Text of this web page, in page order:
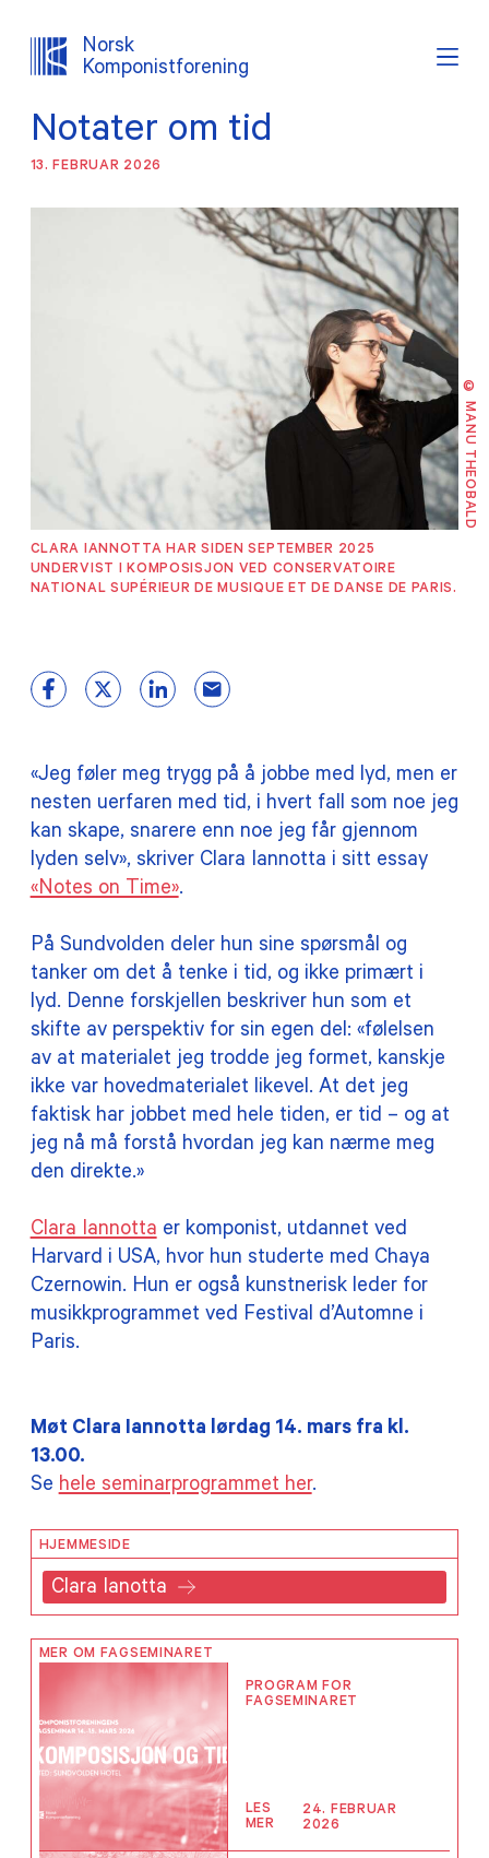
Norsk
Komponistforening
Søk Logg inn
MEDLEMSKAP
Notater om tid
13. FEBRUAR 2026
© MANU THEOBALD
CLARA IANNOTTA HAR SIDEN SEPTEMBER 2025
UNDERVIST I KOMPOSISJON VED CONSERVATOIRE
NATIONAL SUPÉRIEUR DE MUSIQUE ET DE DANSE DE PARIS.
«Jeg føler meg trygg på å jobbe med lyd, men er
nesten uerfaren med tid, i hvert fall som noe jeg
kan skape, snarere enn noe jeg får gjennom
lyden selv», skriver Clara Iannotta i sitt essay
«Notes on Time».
På Sundvolden deler hun sine spørsmål og
tanker om det å tenke i tid, og ikke primært i
lyd. Denne forskjellen beskriver hun som et
skifte av perspektiv for sin egen del: «følelsen
av at materialet jeg trodde jeg formet, kanskje
ikke var hovedmaterialet likevel. At det jeg
faktisk har jobbet med hele tiden, er tid – og at
jeg nå må forstå hvordan jeg kan nærme meg
den direkte.»
Clara Iannotta er komponist, utdannet ved
Harvard i USA, hvor hun studerte med Chaya
Czernowin. Hun er også kunstnerisk leder for
musikkprogrammet ved Festival d’Automne i
Paris.
Møt Clara Iannotta lørdag 14. mars fra kl.
13.00.
Se hele seminarprogrammet her.
HJEMMESIDE
Clara Ianotta
MER OM FAGSEMINARET
PROGRAM FOR
FAGSEMINARET
LES
MER
24. FEBRUAR
2026